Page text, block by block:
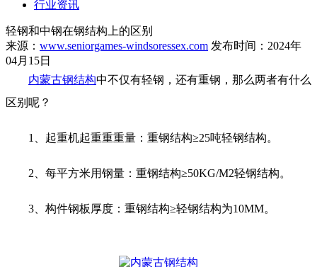
行业资讯
轻钢和中钢在钢结构上的区别
来源： www.seniorgames-windsoressex.com 发布时间：2024年
04月15日
内蒙古钢结构中不仅有轻钢，还有重钢，那么两者有什么
区别呢？
1、起重机起重重重量：重钢结构≥25吨轻钢结构。
2、每平方米用钢量：重钢结构≥50KG/M2轻钢结构。
3、构件钢板厚度：重钢结构≥轻钢结构为10MM。